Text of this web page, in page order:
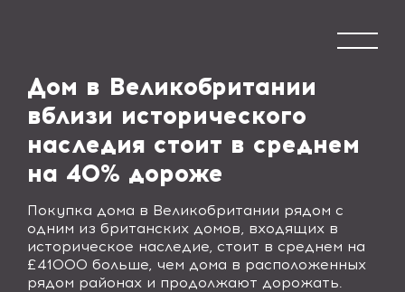
Дом в Великобритании
вблизи исторического
наследия стоит в среднем
на 40% дороже
Покупка дома в Великобритании рядом с
одним из британских домов, входящих в
историческое наследие, стоит в среднем на
£41000 больше, чем дома в расположенных
рядом районах и продолжают дорожать.